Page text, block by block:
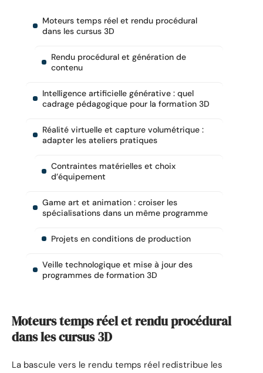
Moteurs temps réel et rendu procédural
dans les cursus 3D
Rendu procédural et génération de
contenu
Intelligence artificielle générative : quel
cadrage pédagogique pour la formation 3D
Réalité virtuelle et capture volumétrique :
adapter les ateliers pratiques
Contraintes matérielles et choix
d’équipement
Game art et animation : croiser les
spécialisations dans un même programme
Projets en conditions de production
Veille technologique et mise à jour des
programmes de formation 3D
Moteurs temps réel et rendu procédural
dans les cursus 3D
La bascule vers le rendu temps réel redistribue les